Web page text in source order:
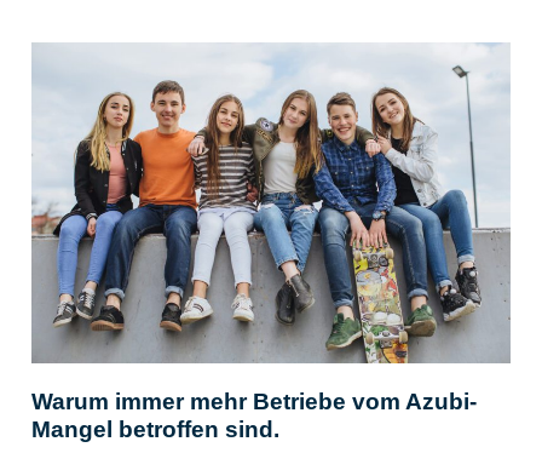
Warum immer mehr Betriebe vom Azubi-
Mangel betroffen sind.